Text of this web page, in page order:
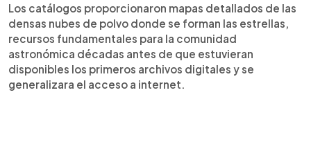
Los catálogos proporcionaron mapas detallados de las
densas nubes de polvo donde se forman las estrellas,
recursos fundamentales para la comunidad
astronómica décadas antes de que estuvieran
disponibles los primeros archivos digitales y se
generalizara el acceso a internet.